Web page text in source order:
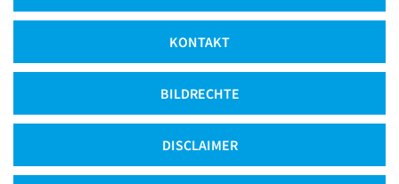
KONTAKT
BILDRECHTE
DISCLAIMER